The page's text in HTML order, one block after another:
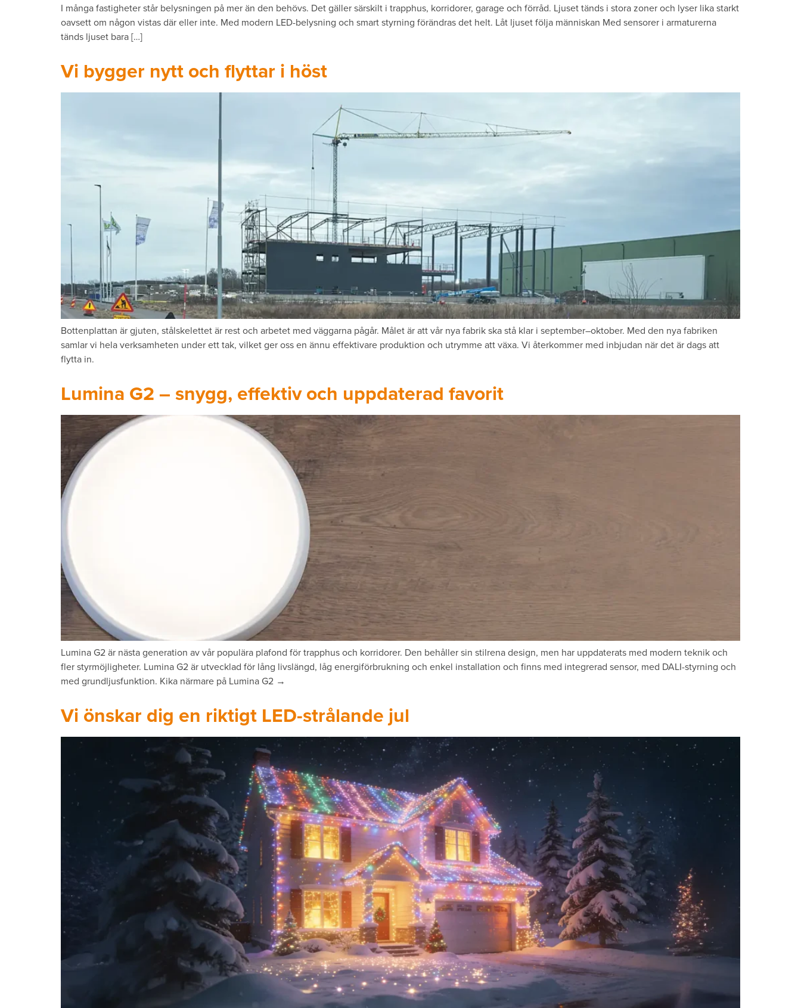
I många fastigheter står belysningen på mer än den behövs. Det gäller särskilt i trapphus, korridorer, garage och förråd. Ljuset tänds i stora zoner och lyser lika starkt
oavsett om någon vistas där eller inte. Med modern LED-belysning och smart styrning förändras det helt. Låt ljuset följa människan Med sensorer i armaturerna
tänds ljuset bara […]
Vi bygger nytt och flyttar i höst
Bottenplattan är gjuten, stålskelettet är rest och arbetet med väggarna pågår. Målet är att vår nya fabrik ska stå klar i september–oktober. Med den nya fabriken
samlar vi hela verksamheten under ett tak, vilket ger oss en ännu effektivare produktion och utrymme att växa. Vi återkommer med inbjudan när det är dags att
flytta in.
Lumina G2 – snygg, effektiv och uppdaterad favorit
Lumina G2 är nästa generation av vår populära plafond för trapphus och korridorer. Den behåller sin stilrena design, men har uppdaterats med modern teknik och
fler styrmöjligheter. Lumina G2 är utvecklad för lång livslängd, låg energiförbrukning och enkel installation och finns med integrerad sensor, med DALI-styrning och
med grundljusfunktion. Kika närmare på Lumina G2 →
Vi önskar dig en riktigt LED-strålande jul